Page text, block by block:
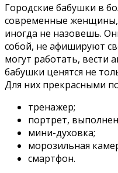
Городские бабушки в
современные
иногда не назовешь.
собой, не афишируют
могут работать, вести
бабушки ценятся не
Для них прекрасными
тренажер;
портрет,
мини-духовка;
морозильная
смартфон.